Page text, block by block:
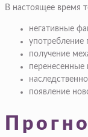
В настоящее время
негативные
употребление
получение
перенесенные
появление